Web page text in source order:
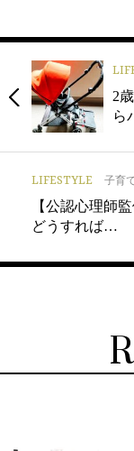
2
ら
LIFESTYLE 子育
【公認心理師
どうすれば…